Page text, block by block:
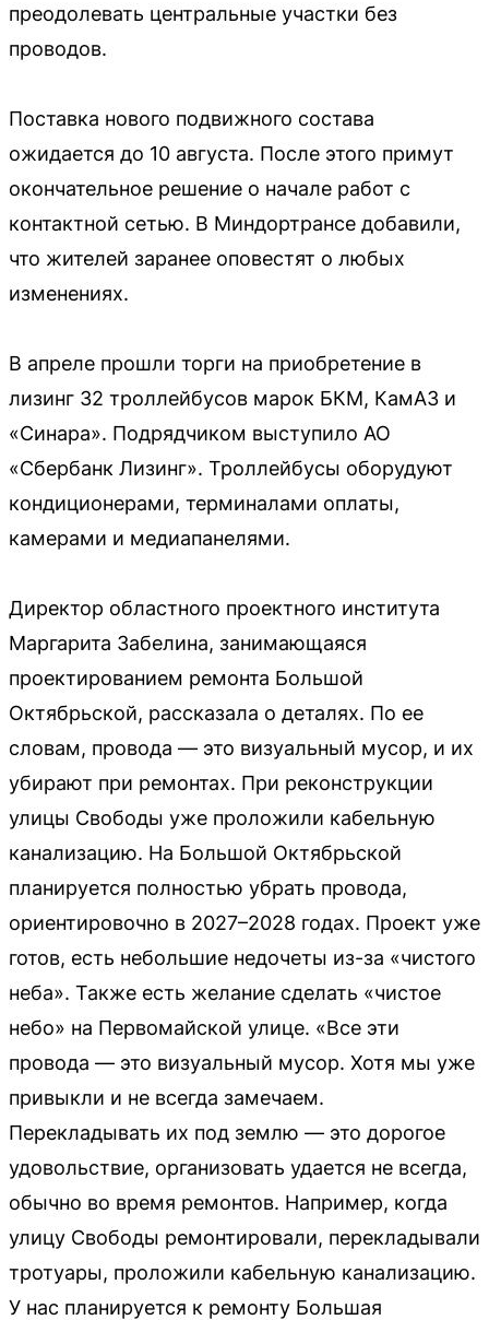
преодолевать центральные участки без
проводов.
Поставка нового подвижного состава
ожидается до 10 августа. После этого примут
окончательное решение о начале работ с
контактной сетью. В Миндортрансе добавили,
что жителей заранее оповестят о любых
изменениях.
В апреле прошли торги на приобретение в
лизинг 32 троллейбусов марок БКМ, КамАЗ и
«Синара». Подрядчиком выступило АО
«Сбербанк Лизинг». Троллейбусы оборудуют
кондиционерами, терминалами оплаты,
камерами и медиапанелями.
Директор областного проектного института
Маргарита Забелина, занимающаяся
проектированием ремонта Большой
Октябрьской, рассказала о деталях. По ее
словам, провода — это визуальный мусор, и их
убирают при ремонтах. При реконструкции
улицы Свободы уже проложили кабельную
канализацию. На Большой Октябрьской
планируется полностью убрать провода,
ориентировочно в 2027–2028 годах. Проект уже
готов, есть небольшие недочеты из-за «чистого
неба». Также есть желание сделать «чистое
небо» на Первомайской улице. «Все эти
провода — это визуальный мусор. Хотя мы уже
привыкли и не всегда замечаем.
Перекладывать их под землю — это дорогое
удовольствие, организовать удается не всегда,
обычно во время ремонтов. Например, когда
улицу Свободы ремонтировали, перекладывали
тротуары, проложили кабельную канализацию.
У нас планируется к ремонту Большая